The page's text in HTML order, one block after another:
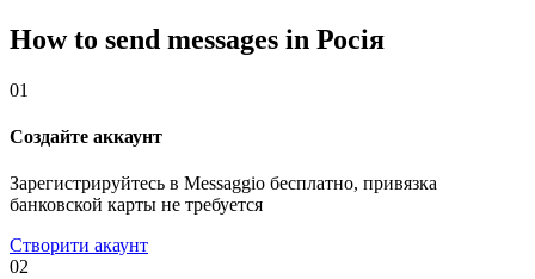
How to send messages in Росія
01
Создайте аккаунт
Зарегистрируйтесь в Messaggio бесплатно, привязка
банковской карты не требуется
Створити акаунт
02